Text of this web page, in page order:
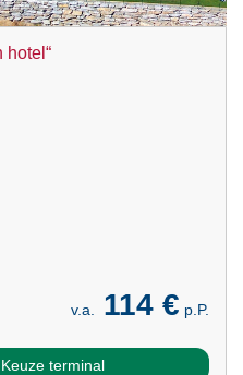
hotel“
v.a. 114 € p.P.
terminal